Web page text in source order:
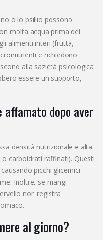
o lo psillio possono
molta acqua prima dei
alimenti interi (frutta,
e richiedono
alla sazietà psicologica
essere un supporto,
affamato dopo aver
densità nutrizionale e alta
carboidrati raffinati). Questi
picchi glicemici
Inoltre, se mangi
non registra
al giorno?